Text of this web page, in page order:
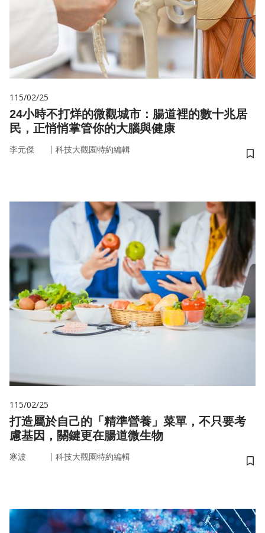
115/02/25
24小時不打烊的微觀城市：腸道裡的數十兆居
民，正悄悄掌管你的大腦與健康
李元傑 ｜ 科技大觀園特約編輯
儲
115/02/25
打造屬於自己的「精準營養」菜單，不只要考
慮基因，關鍵更在腸道微生物
寒波 ｜ 科技大觀園特約編輯
儲